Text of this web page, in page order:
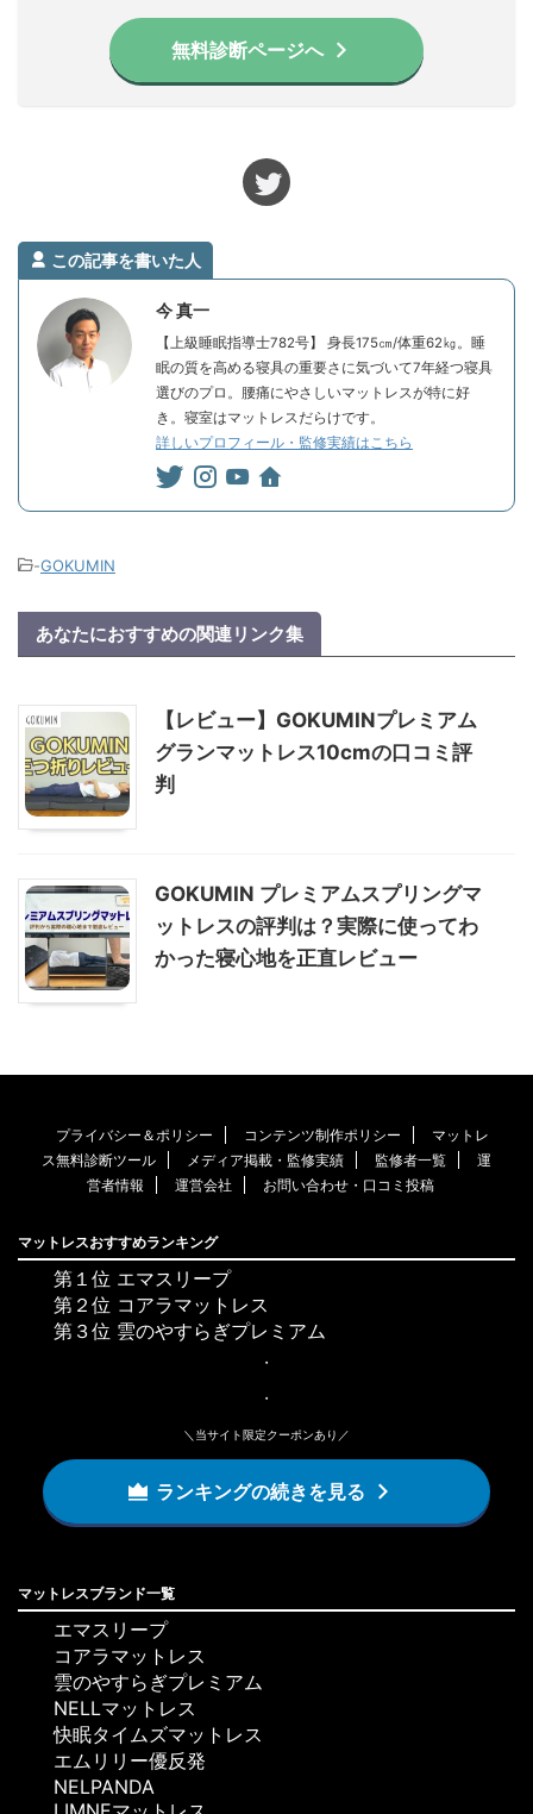
無料診断ページへ
この記事を書いた人
今 真一
【上級睡眠指導士782号】 身長175㎝/体重62㎏。睡
眠の質を高める寝具の重要さに気づいて7年経つ寝具
選びのプロ。腰痛にやさしいマットレスが特に好
き。寝室はマットレスだらけです。
詳しいプロフィール・監修実績はこちら
-GOKUMIN
あなたにおすすめの関連リンク集
【レビュー】GOKUMINプレミアム
グランマットレス10cmの口コミ評
判
GOKUMIN プレミアムスプリングマ
ットレスの評判は？実際に使ってわ
かった寝心地を正直レビュー
プライバシー＆ポリシー コンテンツ制作ポリシー
マットレ
ス無料診断ツール
メディア掲載・監修実績 監修者一覧
運
営者情報
運営会社 お問い合わせ・口コミ投稿
マットレスおすすめランキング
第１位 エマスリープ
第２位 コアラマットレス
第３位 雲のやすらぎプレミアム
・
・
＼当サイト限定クーポンあり／
ランキングの続きを見る
マットレスブランド一覧
エマスリープ
コアラマットレス
雲のやすらぎプレミアム
NELLマットレス
快眠タイムズマットレス
エムリリー優反発
NELPANDA